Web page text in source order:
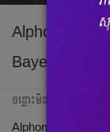
Alphonso
Bayern សម្រាប់​
ចន្លោះមិនឃើញ
Alphonso Davies